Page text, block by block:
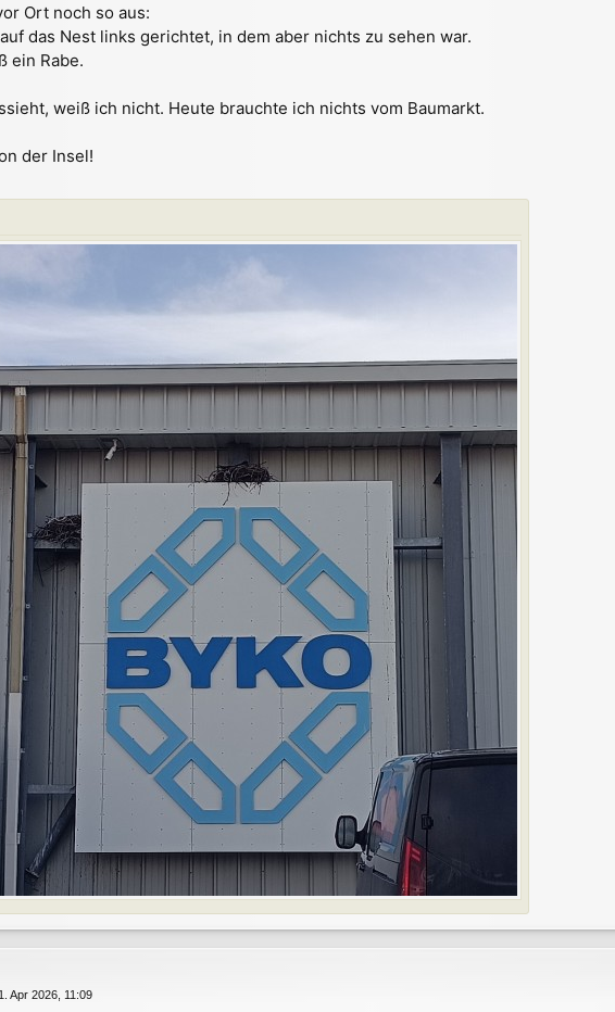
Ort noch so aus:
das Nest links gerichtet, in dem aber nichts zu sehen war.
ein Rabe.
weiß ich nicht. Heute brauchte ich nichts vom Baumarkt.
der Insel!
Apr 2026, 11:09